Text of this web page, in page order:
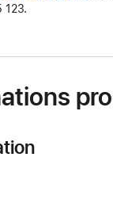
fenêtre)
123.